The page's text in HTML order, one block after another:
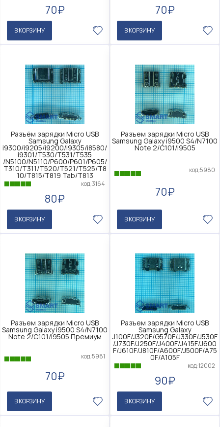
70₽
В КОРЗИНУ
70₽
В КОРЗИНУ
Разъём зарядки Micro USB
Samsung Galaxy
i9300/i9205/i9200/i9305/i8580/
i9301/T530/T531/T535
/N5100/N5110/P600/P601/P605/
T310/T311/T520/T521/T525/T8
10/T815/T819 Tab/T813
код:3164
80₽
В КОРЗИНУ
Разъем зарядки Micro USB
Samsung Galaxy i9500 S4/N7100
Note 2/C101/i9505
код:5980
70₽
В КОРЗИНУ
Разъем зарядки Micro USB
Samsung Galaxy i9500 S4/N7100
Note 2/C101/i9505 Премиум
код:5981
70₽
В КОРЗИНУ
Разъем зарядки Micro USB
Samsung Galaxy
J100F/J320F/G570F/J330F/J530F
/J730F/J250F/J400F/J415F/J600
F/J610F/J810F/A600F/J500F/A75
0F/A105F
код:12002
90₽
В КОРЗИНУ